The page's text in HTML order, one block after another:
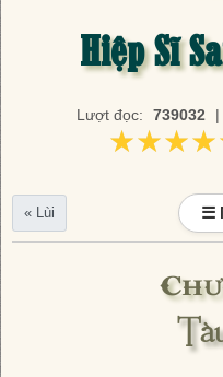
Hiệp Sĩ
Lượt đọc: 739032 |
« Lùi ☰